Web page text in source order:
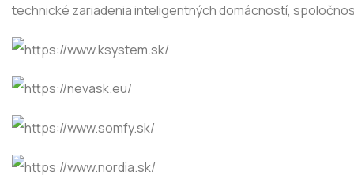
technické zariadenia inteligentných domácností,